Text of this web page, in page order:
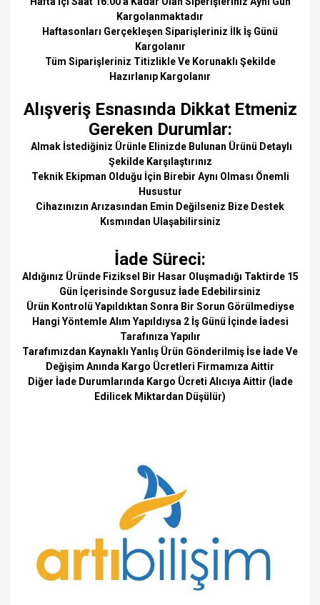
Kargolanmaktadır
Haftasonları Gerçekleşen Siparişleriniz İlk İş Günü
Kargolanır
Tüm Siparişleriniz Titizlikle Ve Korunaklı Şekilde
Hazırlanıp Kargolanır
Alışveriş Esnasında Dikkat Etmeniz
Gereken Durumlar:
Almak İstediğiniz Ürünle Elinizde Bulunan Ürünü Detaylı
Şekilde Karşılaştırınız
Teknik Ekipman Olduğu İçin Birebir Aynı Olması Önemli
Husustur
Cihazınızın Arızasından Emin Değilseniz Bize Destek
Kısmından Ulaşabilirsiniz
İade Süreci:
Aldığınız Üründe Fiziksel Bir Hasar Oluşmadığı Taktirde 15
Gün İçerisinde Sorgusuz İade Edebilirsiniz
Ürün Kontrolü Yapıldıktan Sonra Bir Sorun Görülmediyse
Hangi Yöntemle Alım Yapıldıysa 2 İş Günü İçinde İadesi
Tarafınıza Yapılır
Tarafımızdan Kaynaklı Yanlış Ürün Gönderilmiş İse İade Ve
Değişim Anında Kargo Ücretleri Firmamıza Aittir
Diğer İade Durumlarında Kargo Ücreti Alıcıya Aittir (İade
Edilicek Miktardan Düşülür)